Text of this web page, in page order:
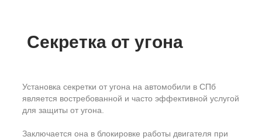
Секретка от угона
Установка секретки от угона на автомобили в СПб
является востребованной и часто эффективной услугой
для защиты от угона.
Заключается она в блокировке работы двигателя при